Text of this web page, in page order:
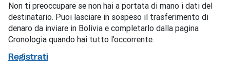
Non ti preoccupare se non hai a portata di mano i dati del
destinatario. Puoi lasciare in sospeso il trasferimento di
denaro da inviare in Bolivia e completarlo dalla pagina
Cronologia quando hai tutto l’occorrente.
Registrati